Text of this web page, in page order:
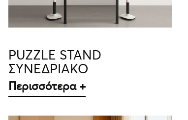
PUZZLE STAND
ΣΥΝΕΔΡΙΑΚΟ
Περισσότερα +